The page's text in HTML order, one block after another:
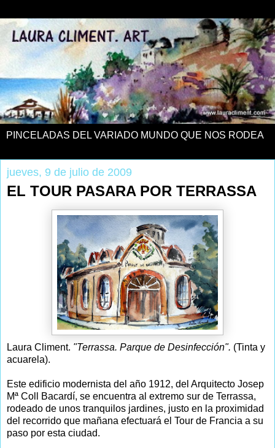
PINCELADAS DEL VARIADO MUNDO QUE NOS RODEA
jueves, 9 de julio de 2009
EL TOUR PASARA POR TERRASSA
Laura Climent. "Terrassa. Parque de Desinfección". (Tinta y
acuarela).
Este edificio modernista del año 1912, del Arquitecto Josep
Mª Coll Bacardí, se encuentra al extremo sur de Terrassa,
rodeado de unos tranquilos jardines, justo en la proximidad
del recorrido que mañana efectuará el Tour de Francia a su
paso por esta ciudad.